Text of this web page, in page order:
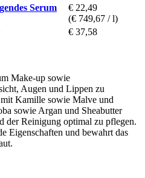
Serum
€ 22,49
(€ 749,67 / l)
€ 37,58
Make-up sowie
Augen und Lippen zu
Kamille sowie Malve und
sowie Argan und Sheabutter
der Reinigung optimal zu pflegen.
Eigenschaften und bewahrt das